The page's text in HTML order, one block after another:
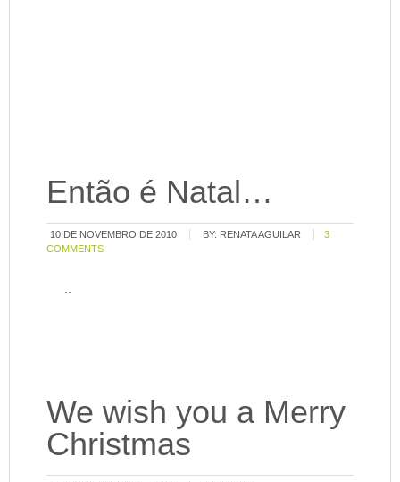
Então é Natal…
10 DE NOVEMBRO DE 2010 BY: RENATA AGUILAR
3
COMMENTS
..
We wish you a Merry
Christmas